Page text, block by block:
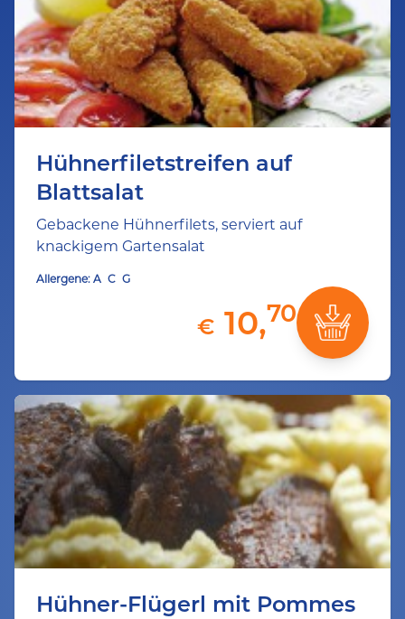
Hühnerfiletstreifen auf
Blattsalat
Gebackene Hühnerfilets, serviert auf
knackigem Gartensalat
Allergene: A C G
€ 10,70
Hühner-Flügerl mit Pommes